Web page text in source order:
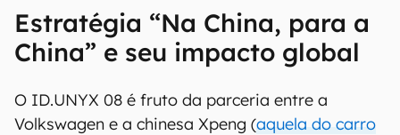
Estratégia “Na China, para a
China” e seu impacto global
O ID.UNYX 08 é fruto da parceria entre a
Volkswagen e a chinesa Xpeng (aquela do carro